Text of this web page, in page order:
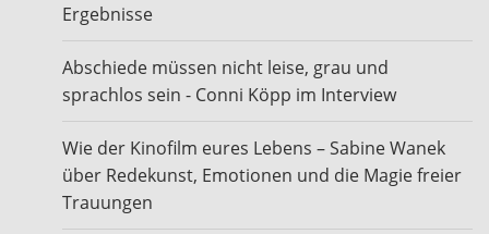
Ergebnisse
Abschiede müssen nicht leise, grau und
sprachlos sein - Conni Köpp im Interview
Wie der Kinofilm eures Lebens – Sabine Wanek
über Redekunst, Emotionen und die Magie freier
Trauungen